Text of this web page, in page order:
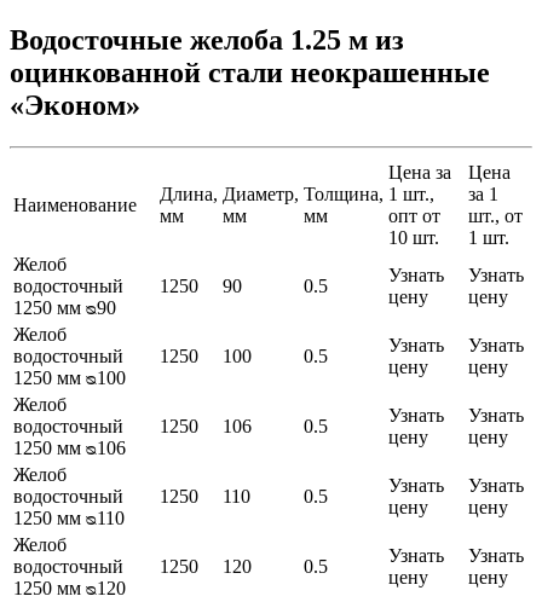
Водосточные желоба 1.25 м из
оцинкованной стали неокрашенные
«Эконом»
Наименование
Длина,
мм
Диаметр,
мм
Толщина,
мм
Цена за
1 шт.,
опт от
10 шт.
Цена
за 1
шт., от
1 шт.
Желоб
водосточный
1250 мм ᴓ90
1250 90 0.5
Узнать
цену
Узнать
цену
Желоб
водосточный
1250 мм ᴓ100
1250 100 0.5
Узнать
цену
Узнать
цену
Желоб
водосточный
1250 мм ᴓ106
1250 106 0.5
Узнать
цену
Узнать
цену
Желоб
водосточный
1250 мм ᴓ110
1250 110 0.5
Узнать
цену
Узнать
цену
Желоб
водосточный
1250 мм ᴓ120
1250 120 0.5
Узнать
цену
Узнать
цену